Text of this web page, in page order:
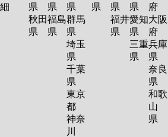
細
県
秋田
県
県
福島
県
県
群馬
県
埼玉
県
千葉
県
東京
都
神奈
川
県 県
福井
県
県
愛知
県
三重
県
府
大阪
府
兵庫
県
奈良
県
和歌
山
県